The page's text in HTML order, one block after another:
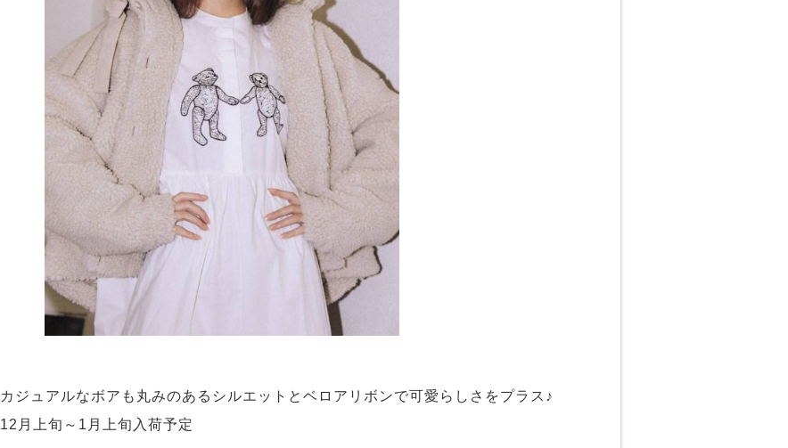
カジュアルなボアも丸みのあるシルエットとベロアリボンで可愛らしさをプラス♪
12月上旬～1月上旬入荷予定